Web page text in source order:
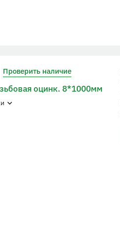
Проверить наличие
оцинк. 8*1000мм